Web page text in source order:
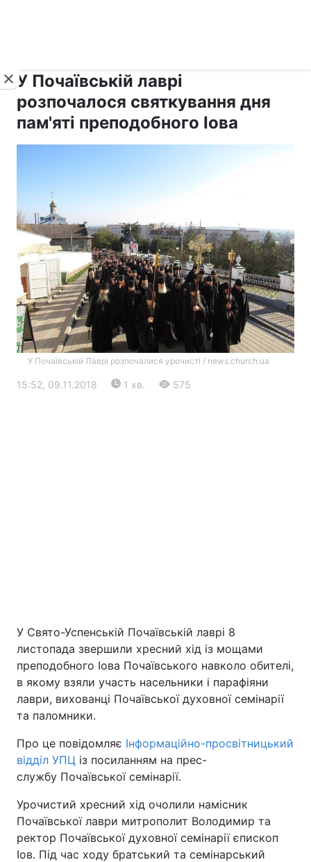
Київ Львів
Дніпро Харків
Одеса
Спорт Наука
Техно і зв'язок Лайт
Зброя Інциденти
У Почаївській лаврі
розпочалося святкування дня
пам'яті преподобного Іова
У Почаївській Лаврі розпочалися урочисті / news.church.ua
15:52, 09.11.2018 1 хв. 575
У Свято-Успенській Почаївській лаврі 8
листопада звершили хресний хід із мощами
преподобного Іова Почаївського навколо обителі,
в якому взяли участь насельники і парафіяни
лаври, вихованці Почаївської духовної семінарії
та паломники.
Про це повідомляє Інформаційно-просвітницький
відділ УПЦ із посиланням на прес-
службу Почаївської семінарії.
Урочистий хресний хід очолили намісник
Почаївської лаври митрополит Володимир та
ректор Почаївської духовної семінарії єпископ
Іов. Під час ходу братський та семінарський